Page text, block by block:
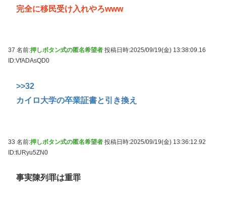
完全に移民受け入れやろwww
37 名前:押しボタン式の匿名希望者 投稿日時:2025/09/19(金) 13:38:09.16
ID:VfADAsQD0
>>32
カイロ大学の卒業証書と引き換え
33 名前:押しボタン式の匿名希望者 投稿日時:2025/09/19(金) 13:36:12.92
ID:tURyu5ZN0
事実陳列罪は重罪